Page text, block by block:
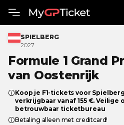
SPIELBERG
2027
Formule 1 Grand
van Oostenrijk
Koop je F1-tickets voor
verkrijgbaar vanaf 155 €. Veilige
betrouwbaar ticketbureau
Betaling alleen met creditcard!